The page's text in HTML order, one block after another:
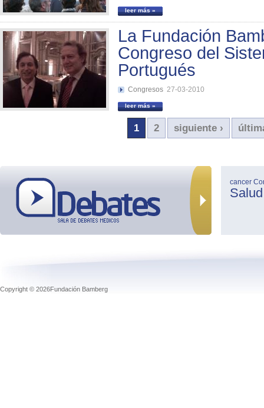
leer más »
La Fundación
Congreso del
Portugués
Congresos 27-03-2010
leer más »
1 2 siguiente ›
cancer
Salud
Copyright © 2026Fundación Bamberg